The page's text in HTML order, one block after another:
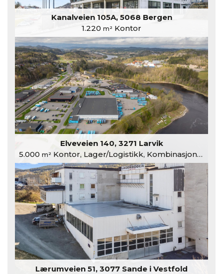
Kanalveien 105A, 5068 Bergen
1.220 m² Kontor
Elveveien 140, 3271 Larvik
5.000 m²Kontor, Lager/Logistikk, Kombinasjonslokaler
Lærumveien 51, 3077 Sande i Vestfold